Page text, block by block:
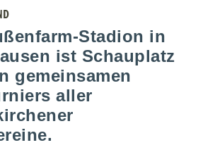
Stadion in
ist Schauplatz
gemeinsamen
aller